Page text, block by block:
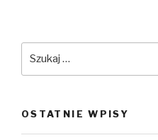
OSTATNIE WPISY